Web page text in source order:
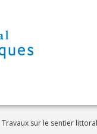
Travaux sur le sentier